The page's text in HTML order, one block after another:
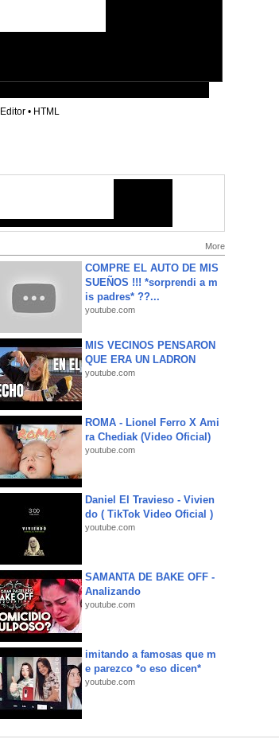
Editor • HTML
More
COMPRE EL AUTO DE MIS
SUEÑOS !!! *sorprendi a m
is padres* ??...
youtube.com
MIS VECINOS PENSARON
QUE ERA UN LADRON
youtube.com
ROMA - Lionel Ferro X Ami
ra Chediak (Video Oficial)
youtube.com
Daniel El Travieso - Vivien
do ( TikTok Video Oficial )
youtube.com
SAMANTA DE BAKE OFF -
Analizando
youtube.com
imitando a famosas que m
e parezco *o eso dicen*
youtube.com